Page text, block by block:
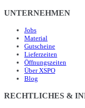
UNTERNEHMEN
Jobs
Material
Gutscheine
Lieferzeiten
Öffnungszeiten
Über XSPO
Blog
RECHTLICHES &